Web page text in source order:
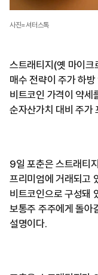
사진=셔터스톡
스트래티지(옛 마이크
매수 전략이 주가 하
비트코인 가격이 약세
순자산가치 대비 주가
9일 포춘은 스트래티
프리미엄에 거래되고
비트코인으로 구성돼
보통주 주주에게 돌아
설명이다.